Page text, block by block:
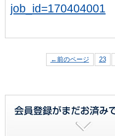
job_id=170404001
←前のページ 23